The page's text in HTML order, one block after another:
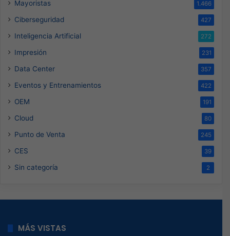
Mayoristas 1.466
Ciberseguridad 427
Inteligencia Artificial 272
Impresión 231
Data Center 357
Eventos y Entrenamientos 422
OEM 191
Cloud 80
Punto de Venta 245
CES 39
Sin categoría 2
MÁS VISTAS